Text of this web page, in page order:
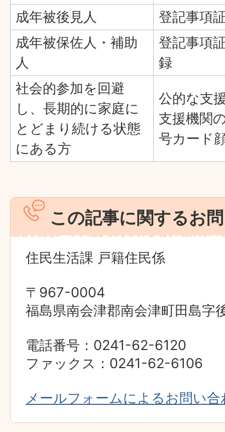
成年被後見人
登記事項
成年被保佐人・補助
人
登記事項
録
社会的参加を回避
し、長期的に家庭に
とどまり続ける状態
にある方
公的な支
支援機関
号カード
この記事に関するお
住民生活課 戸籍住民係
〒967-0004
福島県南会津郡南会津町田島字
電話番号：0241-62-6120
ファックス：0241-62-6106
メールフォームによるお問い合